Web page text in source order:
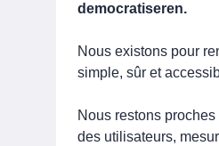
democratiseren.
Nous existons pour
simple, sûr et
Nous restons
des utilisateurs,